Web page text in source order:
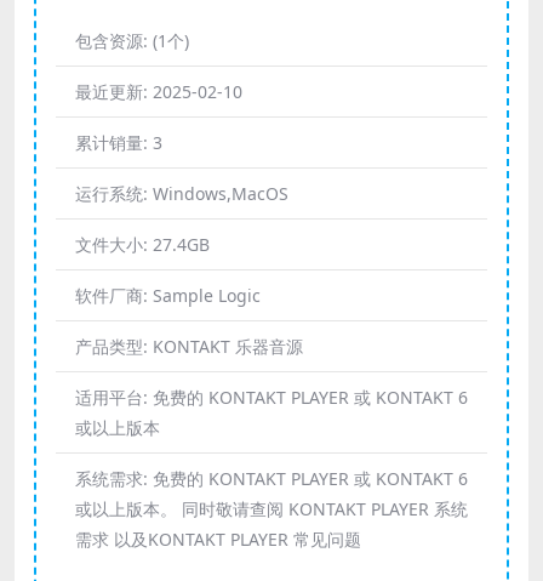
包含资源: (1个)
最近更新: 2025-02-10
累计销量: 3
运行系统: Windows,MacOS
文件大小: 27.4GB
软件厂商: Sample Logic
产品类型: KONTAKT 乐器音源
适用平台: 免费的 KONTAKT PLAYER 或 KONTAKT 6
或以上版本
系统需求: 免费的 KONTAKT PLAYER 或 KONTAKT 6
或以上版本。 同时敬请查阅 KONTAKT PLAYER 系统
需求 以及KONTAKT PLAYER 常见问题